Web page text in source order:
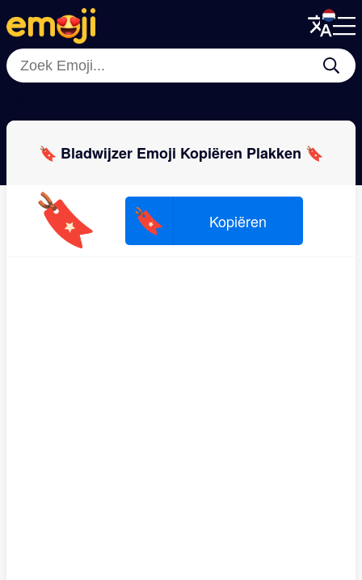
Menu
Close
Menu
Close
🔖 Bladwijzer Emoji Kopiëren Plakken 🔖
🔖 🔖 Kopiëren